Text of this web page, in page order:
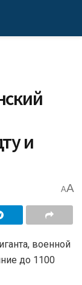
и
AA
военной
до 1100